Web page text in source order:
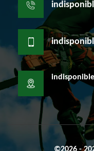
indisponible
©2026 -